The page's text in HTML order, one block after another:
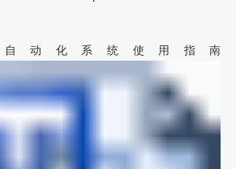
动化系统使用指南